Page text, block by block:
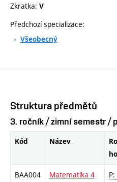
Zkratka: V
Předchozí specializace:
Všeobecný
Struktura předmětů
3. ročník / zimní semestr /
Kód Název
BAA004 Matematika 4